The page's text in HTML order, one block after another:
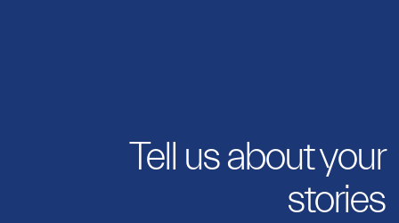
Tell us about your
stories